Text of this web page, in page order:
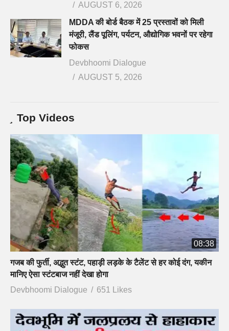
AUGUST 6, 2026
MDDA की बोर्ड बैठक में 25 प्रस्तावों को मिली
मंजूरी, लैंड पूलिंग, पर्यटन, औद्योगिक भवनों पर रहेगा
फोकस
Devbhoomi Dialogue
AUGUST 5, 2026
Top Videos
08:38
गजब की फुर्ती, अद्भुत स्टंट, पहाड़ी लड़के के टैलेंट से हर कोई दंग, यकीन
मानिए ऐसा स्टंटबाज नहीं देखा होगा
Devbhoomi Dialogue
651 Likes